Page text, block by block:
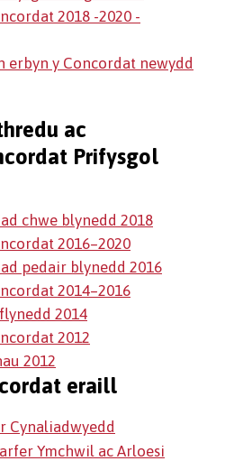
2018 -2020 -
erbyn y Concordat newydd
ac
Prifysgol
chwe blynedd 2018
2016–2020
pedair blynedd 2016
2014–2016
2014
2012
2012
eraill
Cynaliadwyedd
Ymchwil ac Arloesi